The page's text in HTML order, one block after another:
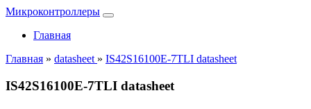
Микроконтроллеры
Главная
Главная » datasheet » IS42S16100E-7TLI datasheet
IS42S16100E-7TLI datasheet